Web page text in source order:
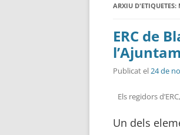
ARXIU D'ETIQUETES:
ERC de
Publicat el24 de
Els regidors
Un dels